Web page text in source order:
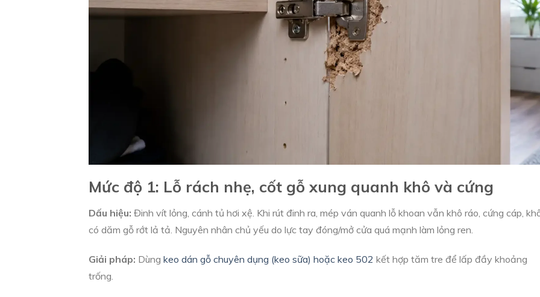
Mức độ 1: Lỗ rách nhẹ, cốt gỗ xung quanh khô và cứng
Dấu hiệu: Đinh vít lỏng, cánh tủ hơi xệ. Khi rút đinh ra, mép ván quanh lỗ khoan vẫn khô ráo, cứng cáp,
có dăm gỗ rớt lả tả. Nguyên nhân chủ yếu do lực tay đóng/mở cửa quá mạnh làm lỏng ren.
Giải pháp: Dùng keo dán gỗ chuyên dụng (keo sữa) hoặc keo 502 kết hợp tăm tre để lấp đầy khoảng
trống.